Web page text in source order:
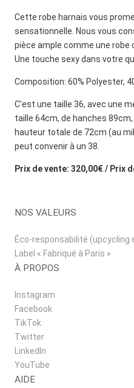
Cette robe harnais vous
sensationnelle. Nous vous
pièce ample comme une robe
Une touche sexy dans votre
Composition: 60% Polyester,
C’est une taille 36, avec une
taille 64cm, de hanches
hauteur totale de 72cm (au
peut convenir à un 38.
Prix de vente: 320,00€ / Prix
NOS VALEURS
Éco-responsabilité (upcycling
Label « Fabriqué à Paris »
À PROPOS
Instagram
Facebook
TikTok
Twitter
LinkedIn
YouTube
AIDE